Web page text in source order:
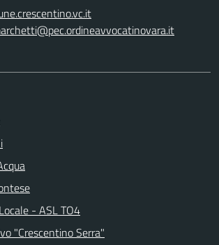
- ASL TO4
"Crescentino Serra"